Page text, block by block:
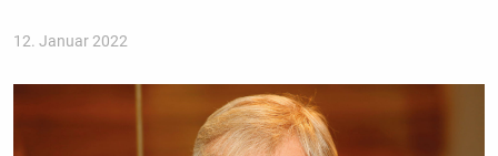
12. Januar 2022